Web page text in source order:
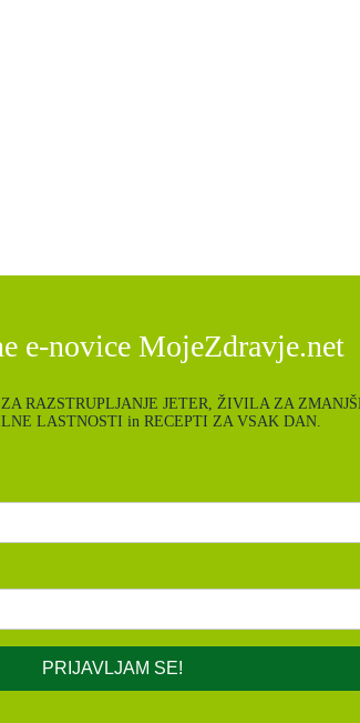
e-novice MojeZdravje.net
RAZSTRUPLJANJE JETER, ŽIVILA ZA
LASTNOSTI in RECEPTI ZA VSAK DAN.
PRIJAVLJAM SE!